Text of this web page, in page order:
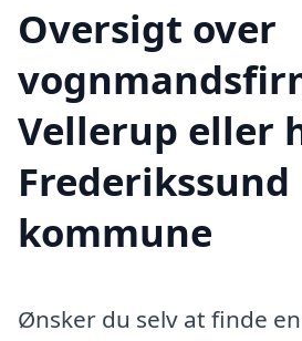
Oversigt over
Vellerup eller
Frederikssund
kommune
Ønsker du selv at finde